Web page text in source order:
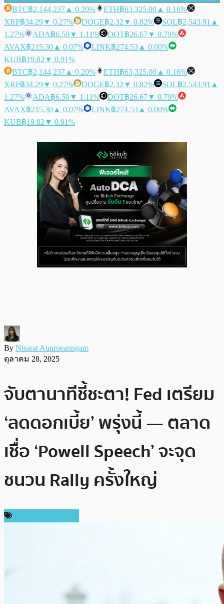
BTC฿2,144,237 ▲ 0.20% ETH฿63,325.00 ▲ 0.16%
XRP฿34.29▼ 0.27% DOGE฿2.32 ▼ 0.82% SOL฿2,543.91 ▲
1.27%
ADA฿6.50▼ 1.11% DOT฿26.67▼ 0.79%
AVAX฿215.30 ▲ 0.07% LINK฿274.53 ▲ 0.00%
KUB฿19.82 ▼ 0.91%
BTC฿2,144,237 ▲ 0.20% ETH฿63,325.00 ▲ 0.16%
XRP฿34.29▼ 0.27% DOGE฿2.32 ▼ 0.82% SOL฿2,543.91 ▲
1.27%
ADA฿6.50▼ 1.11% DOT฿26.67▼ 0.79%
AVAX฿215.30 ▲ 0.07% LINK฿274.53 ▲ 0.00%
KUB฿19.82 ▼ 0.91%
By Nisarat Aunrueanngam
ตุลาคม 28, 2025
จับตานาทีชี้ชะตา! Fed เตรียม
‘ลดดอกเบี้ย’ พรุ่งนี้ — ตลาด
เชื่อ ‘Powell Speech’ จะจุด
ชนวน Rally ครั้งใหญ่